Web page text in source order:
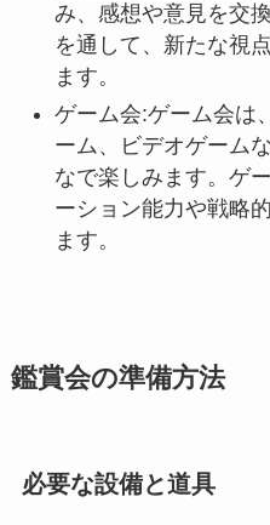
み、感想や意見を交
を通して、新たな視
ます。
ゲーム会:ゲーム会は
ーム、ビデオゲーム
なで楽しみます。ゲ
ーション能力や戦略
ます。
鑑賞会の準備方法
必要な設備と道具